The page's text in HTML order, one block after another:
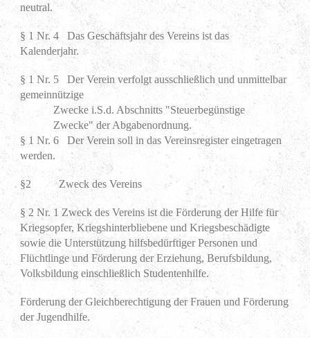
neutral.
§ 1 Nr. 4 Das Geschäftsjahr des Vereins ist das
Kalenderjahr.
§ 1 Nr. 5 Der Verein verfolgt ausschließlich und unmittelbar
gemeinnützige
Zwecke i.S.d. Abschnitts "Steuerbegünstige
Zwecke" der Abgabenordnung.
§ 1 Nr. 6 Der Verein soll in das Vereinsregister eingetragen
werden.
§2 Zweck des Vereins
§ 2 Nr. 1 Zweck des Vereins ist die Förderung der Hilfe für
Kriegsopfer, Kriegshinterbliebene und Kriegsbeschädigte
sowie die Unterstützung hilfsbedürftiger Personen und
Flüchtlinge und Förderung der Erziehung, Berufsbildung,
Volksbildung einschließlich Studentenhilfe.
Förderung der Gleichberechtigung der Frauen und Förderung
der Jugendhilfe.